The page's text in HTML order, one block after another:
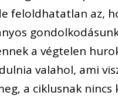
feloldhatatlan az,
a végtelen
valahol, ami
a ciklusnak nincs